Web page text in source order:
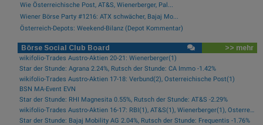
Wie Österreichische Post, AT&S, Wienerberger, Pal...
Wiener Börse Party #1216: ATX schwächer, Bajaj Mo...
Österreich-Depots: Weekend-Bilanz (Depot Kommentar)
Börse Social Club Board >> mehr
wikifolio-Trades Austro-Aktien 20-21: Wienerberger(1)
Star der Stunde: Agrana 2.24%, Rutsch der Stunde: CA Immo -1.42%
wikifolio-Trades Austro-Aktien 17-18: Verbund(2), Österreichische Post(1)
BSN MA-Event EVN
Star der Stunde: RHI Magnesita 0.55%, Rutsch der Stunde: AT&S -2.29%
wikifolio-Trades Austro-Aktien 16-17: RBI(1), AT&S(1), Wienerberger(1), Österreichische Post(1)
Star der Stunde: Bajaj Mobility AG 2.04%, Rutsch der Stunde: Frequentis -1.76%